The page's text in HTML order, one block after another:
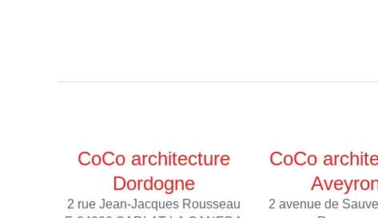
CoCo architecture
Dordogne
2 rue Jean-Jacques Rousseau
CoCo
2 avenue de